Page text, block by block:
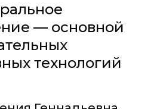
— основной
технологий